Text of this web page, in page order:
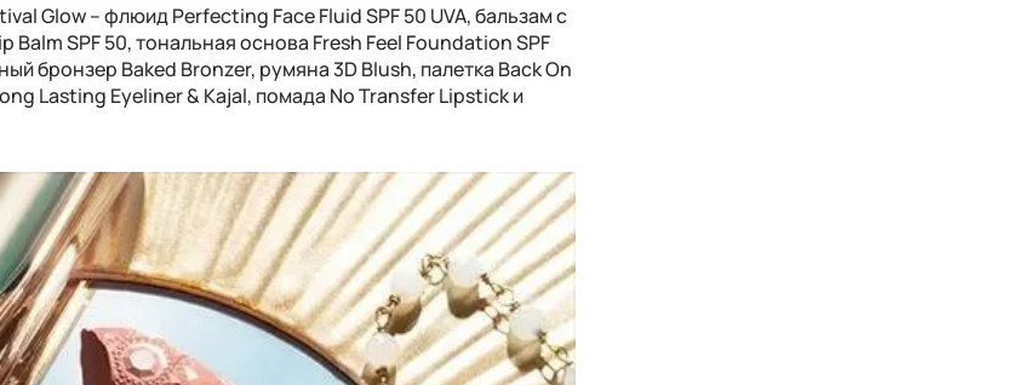
Glow – флюид Perfecting Face Fluid SPF 50 UVA, бальзам с
Balm SPF 50, тональная основа Fresh Feel Foundation SPF
бронзер Baked Bronzer, румяна 3D Blush, палетка Back On
Lasting Eyeliner & Kajal, помада No Transfer Lipstick и